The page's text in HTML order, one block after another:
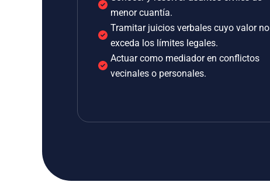
menor cuantía.
Tramitar juicios verbales cuyo valor no
exceda los límites legales.
Actuar como mediador en conflictos
vecinales o personales.